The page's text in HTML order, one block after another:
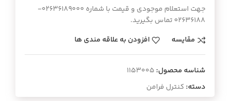
جهت استعلام موجودی و قیمت با شماره 02636189000-
02636188 تماس بگیرید.
مقایسه
افزودن به علاقه مندی ها
شناسه محصول: 1153005
دسته: کنترل فرامن